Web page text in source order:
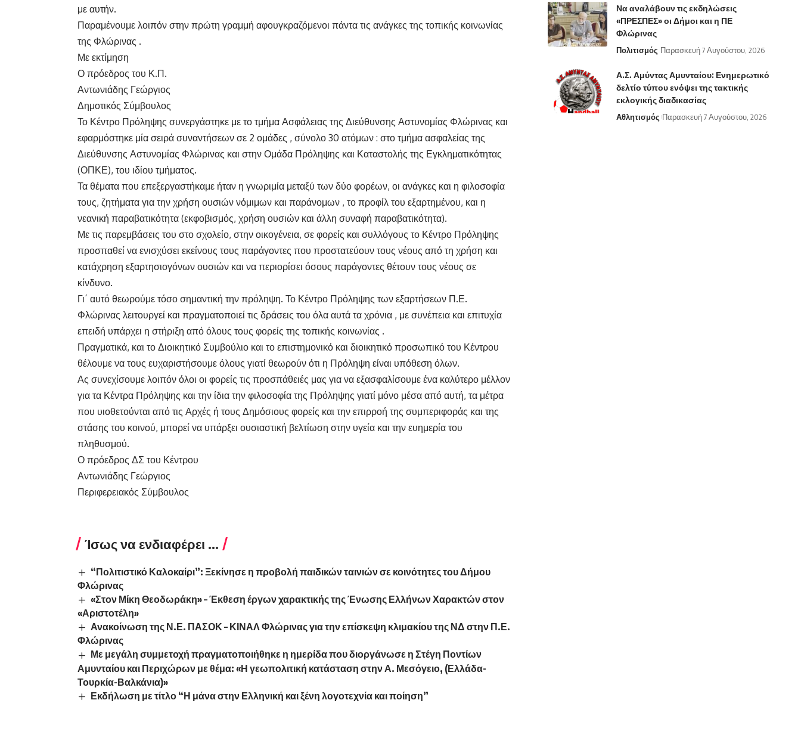
με αυτήν.
Παραμένουμε λοιπόν στην πρώτη γραμμή αφουγκραζόμενοι πάντα τις ανάγκες της τοπικής κοινωνίας
της Φλώρινας .
Με εκτίμηση
Ο πρόεδρος του Κ.Π.
Αντωνιάδης Γεώργιος
Δημοτικός Σύμβουλος
Το Κέντρο Πρόληψης συνεργάστηκε με το τμήμα Ασφάλειας της Διεύθυνσης Αστυνομίας Φλώρινας και
εφαρμόστηκε μία σειρά συναντήσεων σε 2 ομάδες , σύνολο 30 ατόμων : στο τμήμα ασφαλείας της
Διεύθυνσης Αστυνομίας Φλώρινας και στην Ομάδα Πρόληψης και Καταστολής της Εγκληματικότητας
(ΟΠΚΕ), του ιδίου τμήματος.
Τα θέματα που επεξεργαστήκαμε ήταν η γνωριμία μεταξύ των δύο φορέων, οι ανάγκες και η φιλοσοφία
τους, ζητήματα για την χρήση ουσιών νόμιμων και παράνομων , το προφίλ του εξαρτημένου, και η
νεανική παραβατικότητα (εκφοβισμός, χρήση ουσιών και άλλη συναφή παραβατικότητα).
Με τις παρεμβάσεις του στο σχολείο, στην οικογένεια, σε φορείς και συλλόγους το Κέντρο Πρόληψης
προσπαθεί να ενισχύσει εκείνους τους παράγοντες που προστατεύουν τους νέους από τη χρήση και
κατάχρηση εξαρτησιογόνων ουσιών και να περιορίσει όσους παράγοντες θέτουν τους νέους σε
κίνδυνο.
Γι΄ αυτό θεωρούμε τόσο σημαντική την πρόληψη. Το Κέντρο Πρόληψης των εξαρτήσεων Π.Ε.
Φλώρινας λειτουργεί και πραγματοποιεί τις δράσεις του όλα αυτά τα χρόνια , με συνέπεια και επιτυχία
επειδή υπάρχει η στήριξη από όλους τους φορείς της τοπικής κοινωνίας .
Πραγματικά, και το Διοικητικό Συμβούλιο και το επιστημονικό και διοικητικό προσωπικό του Κέντρου
θέλουμε να τους ευχαριστήσουμε όλους γιατί θεωρούν ότι η Πρόληψη είναι υπόθεση όλων.
Ας συνεχίσουμε λοιπόν όλοι οι φορείς τις προσπάθειές μας για να εξασφαλίσουμε ένα καλύτερο μέλλον
για τα Κέντρα Πρόληψης και την ίδια την φιλοσοφία της Πρόληψης γιατί μόνο μέσα από αυτή, τα μέτρα
που υιοθετούνται από τις Αρχές ή τους Δημόσιους φορείς και την επιρροή της συμπεριφοράς και της
στάσης του κοινού, μπορεί να υπάρξει ουσιαστική βελτίωση στην υγεία και την ευημερία του
πληθυσμού.
Ο πρόεδρος ΔΣ του Κέντρου
Αντωνιάδης Γεώργιος
Περιφερειακός Σύμβουλος
Ίσως να ενδιαφέρει ...
“Πολιτιστικό Καλοκαίρι”: Ξεκίνησε η προβολή παιδικών ταινιών σε κοινότητες του Δήμου
Φλώρινας
«Στον Μίκη Θεοδωράκη» – Έκθεση έργων χαρακτικής της Ένωσης Ελλήνων Χαρακτών στον
«Αριστοτέλη»
Ανακοίνωση της Ν.Ε. ΠΑΣΟΚ – ΚΙΝΑΛ Φλώρινας για την επίσκεψη κλιμακίου της ΝΔ στην Π.Ε.
Φλώρινας
Με μεγάλη συμμετοχή πραγματοποιήθηκε η ημερίδα που διοργάνωσε η Στέγη Ποντίων
Αμυνταίου και Περιχώρων με θέμα: «Η γεωπολιτική κατάσταση στην Α. Μεσόγειο, (Ελλάδα-
Τουρκία-Βαλκάνια)»
Εκδήλωση με τίτλο “Η μάνα στην Ελληνική και ξένη λογοτεχνία και ποίηση”
Να αναλάβουν τις εκδηλώσεις
«ΠΡΕΣΠΕΣ» οι Δήμοι και η ΠΕ
Φλώρινας
Πολιτισμός Παρασκευή 7 Αυγούστου, 2026
Α.Σ. Αμύντας Αμυνταίου: Ενημερωτικό
δελτίο τύπου ενόψει της τακτικής
εκλογικής διαδικασίας
Αθλητισμός Παρασκευή 7 Αυγούστου, 2026